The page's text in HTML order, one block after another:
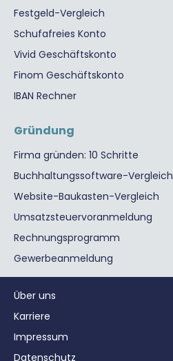
Festgeld-Vergleich
Schufafreies Konto
Vivid Geschäftskonto
Finom Geschäftskonto
IBAN Rechner
Gründung
Firma gründen: 10 Schritte
Buchhaltungssoftware-Vergleich
Website-Baukasten-Vergleich
Umsatzsteuervoranmeldung
Rechnungsprogramm
Gewerbeanmeldung
Über uns
Karriere
Impressum
Datenschutz